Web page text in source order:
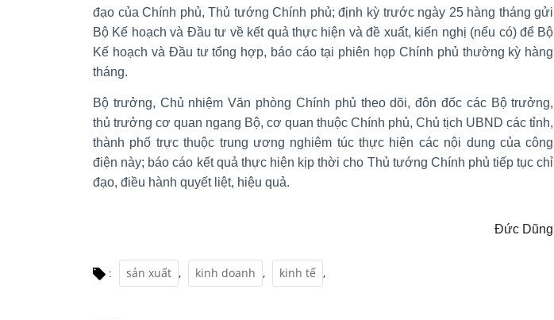
đạo của Chính phủ, Thủ tướng Chính phủ; định kỳ trước ngày 25 hàng tháng gửi
Bộ Kế hoạch và Đầu tư về kết quả thực hiện và đề xuất, kiến nghị (nếu có) để Bộ
Kế hoạch và Đầu tư tổng hợp, báo cáo tại phiên họp Chính phủ thường kỳ hàng
tháng.
Bộ trưởng, Chủ nhiệm Văn phòng Chính phủ theo dõi, đôn đốc các Bộ trưởng,
thủ trưởng cơ quan ngang Bộ, cơ quan thuộc Chính phủ, Chủ tịch UBND các tỉnh,
thành phố trực thuộc trung ương nghiêm túc thực hiện các nội dung của công
điện này; báo cáo kết quả thực hiện kịp thời cho Thủ tướng Chính phủ tiếp tục chỉ
đạo, điều hành quyết liệt, hiệu quả.
Đức Dũng
: sản xuất , kinh doanh , kinh tế ,